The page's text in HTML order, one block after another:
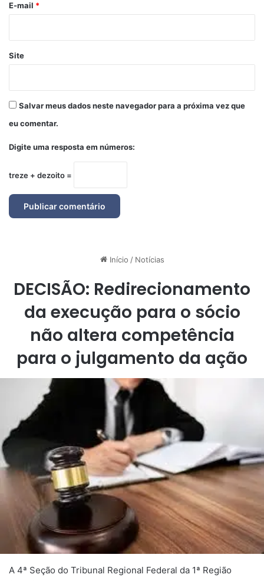
*
E-mail *
Site
Salvar meus dados neste navegador para a próxima vez que
eu comentar.
Digite uma resposta em números:
treze + dezoito =